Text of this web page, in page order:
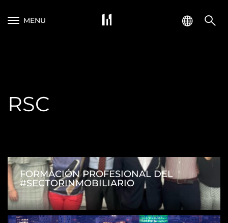
MENU
RSC
FORMACIÓN PROFESIONAL DEL
#SECTORINMOBILIARIO
Navegación de entradas